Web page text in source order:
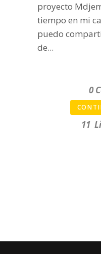
proyecto
tiempo en mi
puedo
de...
0
11